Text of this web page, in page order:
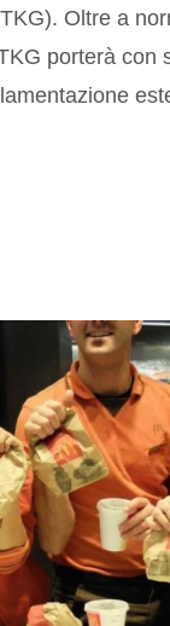
Oltre a
porterà con